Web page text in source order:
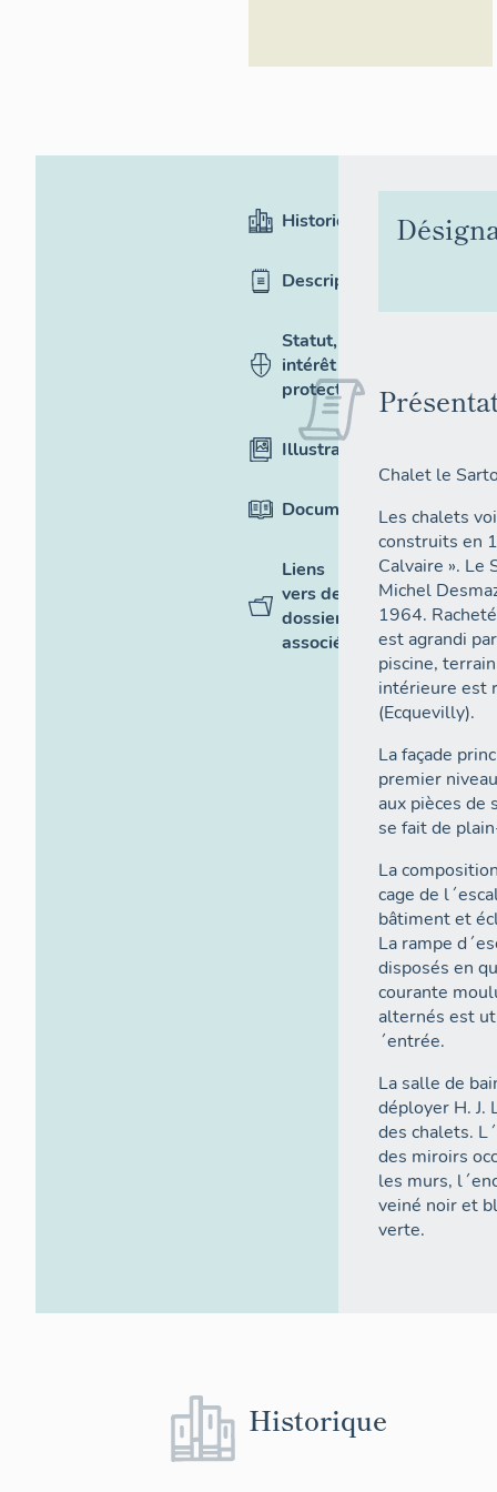
Historique
Description
Statut,
intérêt et
protection
Illustrations
Documentation
Liens
vers des
dossiers
associés
Chalet le
Les chalets
construits en
Calvaire ». Le
Michel
1964.
est agrandi
piscine,
intérieure est
(Ecquevilly).
La façade
premier
aux pièces de
se fait de
La
cage de
bâtiment et
La rampe
disposés en
courante
alternés est
´entrée.
La salle de
déployer H. J.
des chalets.
des miroirs
les murs,
veiné noir et
verte.
Historique